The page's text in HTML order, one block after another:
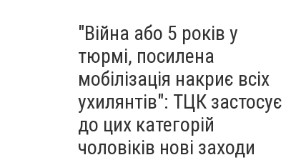
"Війна або 5 років у
тюрмі, посилена
мобілізація накриє всіх
ухилянтів": ТЦК застосує
до цих категорій
чоловіків нові заходи